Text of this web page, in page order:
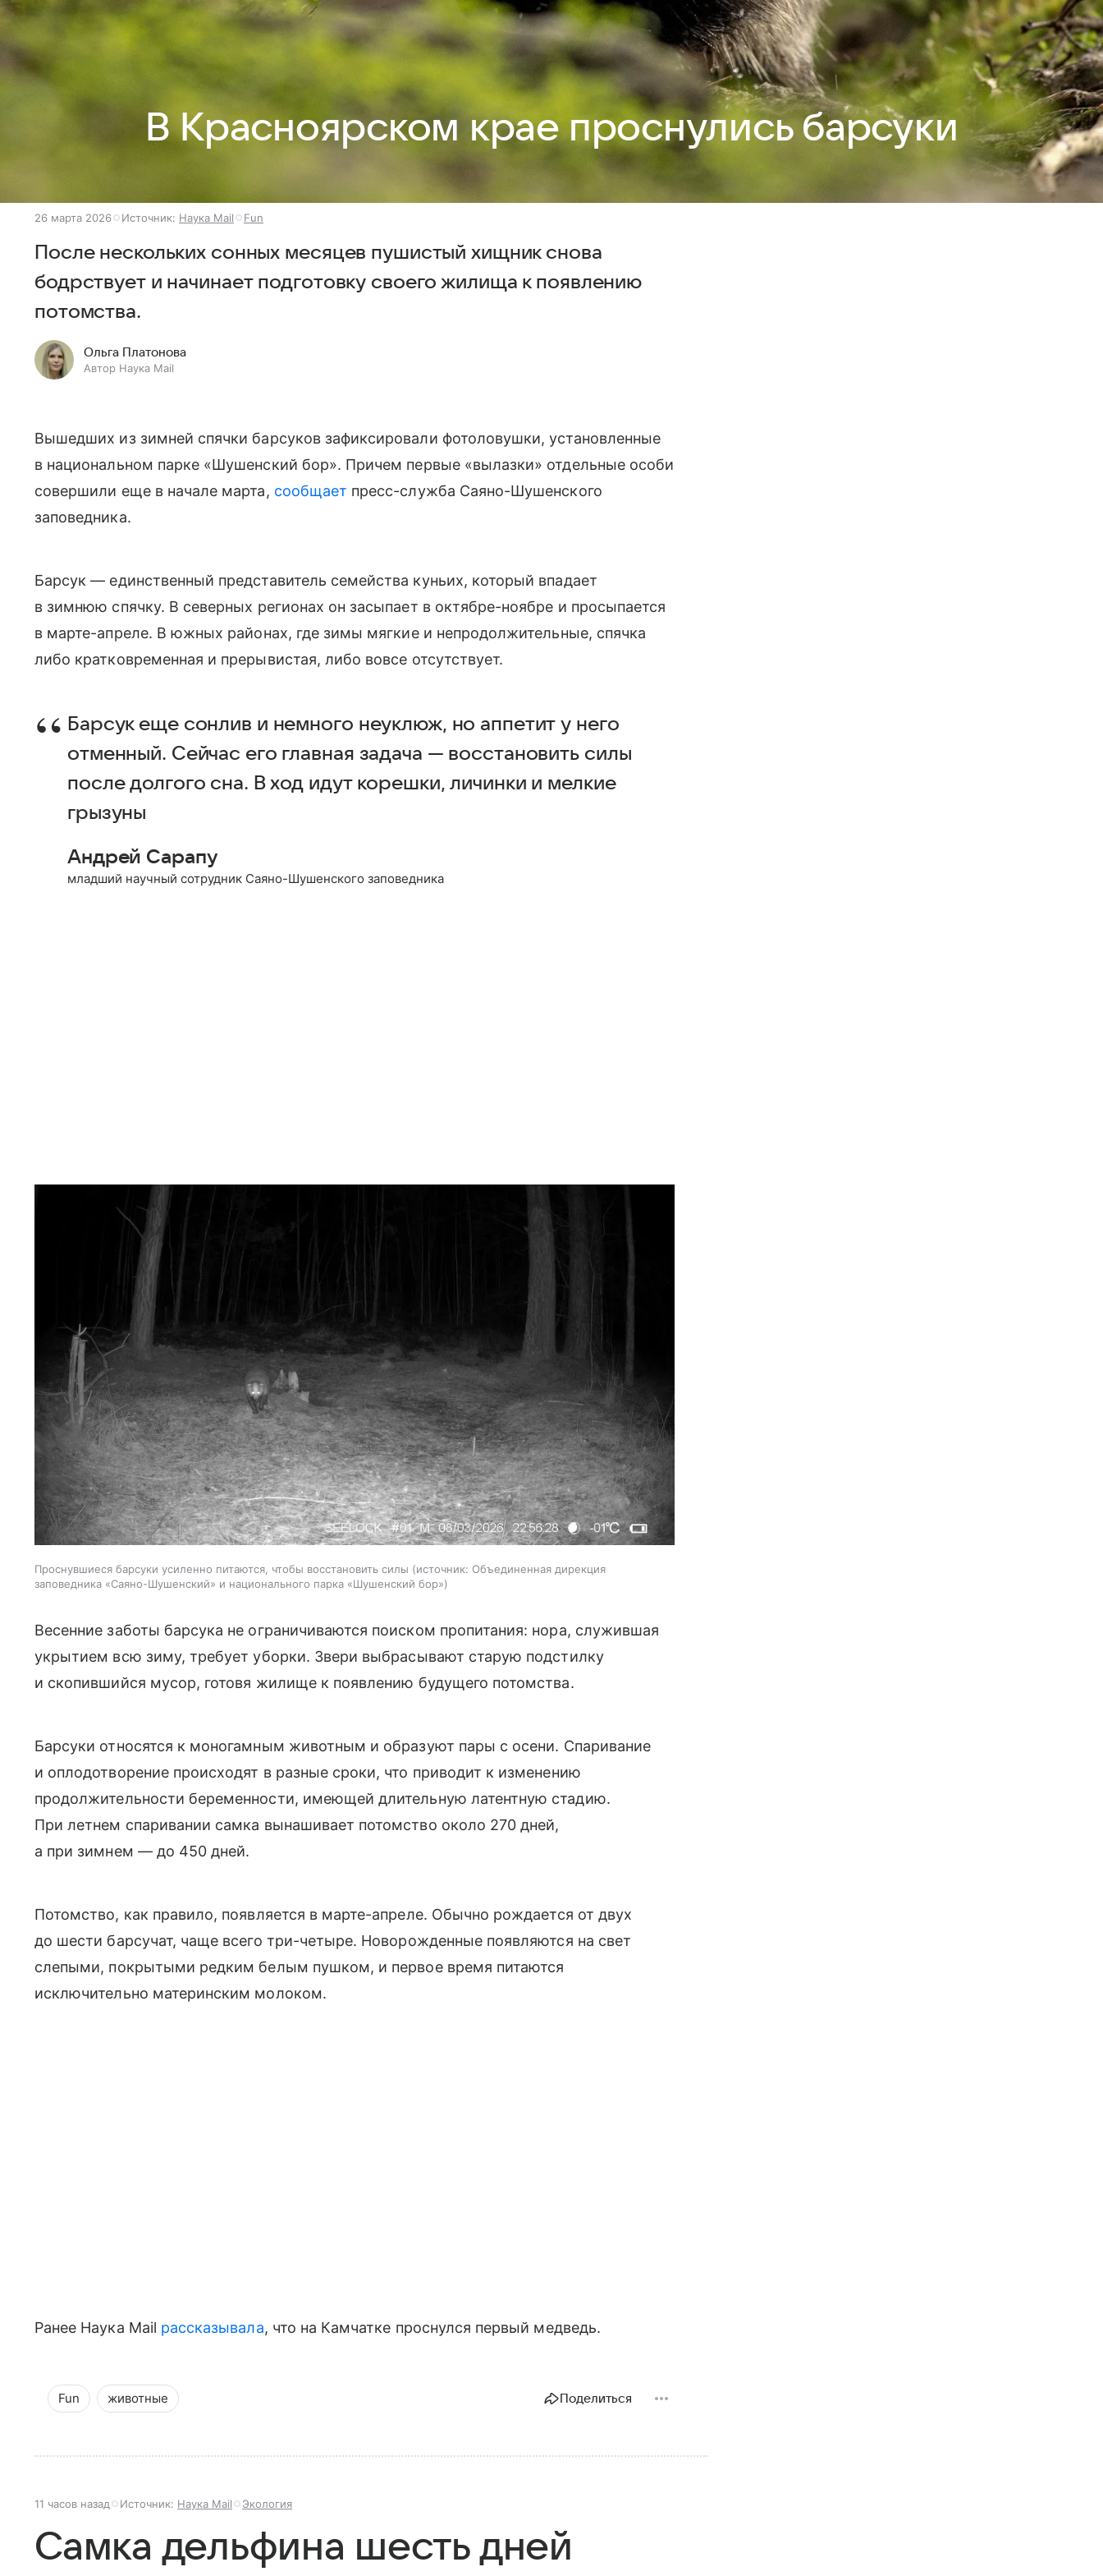
В Красноярском крае проснулись барсуки
26 марта 2026 Источник: Наука Mail Fun
После нескольких сонных месяцев пушистый хищник снова
бодрствует и начинает подготовку своего жилища к появлению
потомства.
Ольга Платонова
Автор Наука Mail
Вышедших из зимней спячки барсуков зафиксировали фотоловушки, установленные
в национальном парке «Шушенский бор». Причем первые «вылазки» отдельные особи
совершили еще в начале марта, сообщает пресс-служба Саяно-Шушенского
заповедника.
Барсук — единственный представитель семейства куньих, который впадает
в зимнюю спячку. В северных регионах он засыпает в октябре-ноябре и просыпается
в марте-апреле. В южных районах, где зимы мягкие и непродолжительные, спячка
либо кратковременная и прерывистая, либо вовсе отсутствует.
Барсук еще сонлив и немного неуклюж, но аппетит у него
отменный. Сейчас его главная задача — восстановить силы
после долгого сна. В ход идут корешки, личинки и мелкие
грызуны
Андрей Сарапу
младший научный сотрудник Саяно-Шушенского заповедника
Проснувшиеся барсуки усиленно питаются, чтобы восстановить силы источник: Объединенная дирекция
заповедника «Саяно-Шушенский» и национального парка «Шушенский бор»
Весенние заботы барсука не ограничиваются поиском пропитания: нора, служившая
укрытием всю зиму, требует уборки. Звери выбрасывают старую подстилку
и скопившийся мусор, готовя жилище к появлению будущего потомства.
Барсуки относятся к моногамным животным и образуют пары с осени. Спаривание
и оплодотворение происходят в разные сроки, что приводит к изменению
продолжительности беременности, имеющей длительную латентную стадию.
При летнем спаривании самка вынашивает потомство около 270 дней,
а при зимнем — до 450 дней.
Потомство, как правило, появляется в марте-апреле. Обычно рождается от двух
до шести барсучат, чаще всего три-четыре. Новорожденные появляются на свет
слепыми, покрытыми редким белым пушком, и первое время питаются
исключительно материнским молоком.
Ранее Наука Mail рассказывала, что на Камчатке проснулся первый медведь.
Fun животные Поделиться
11 часов назад Источник: Наука Mail Экология
Самка дельфина шесть дней